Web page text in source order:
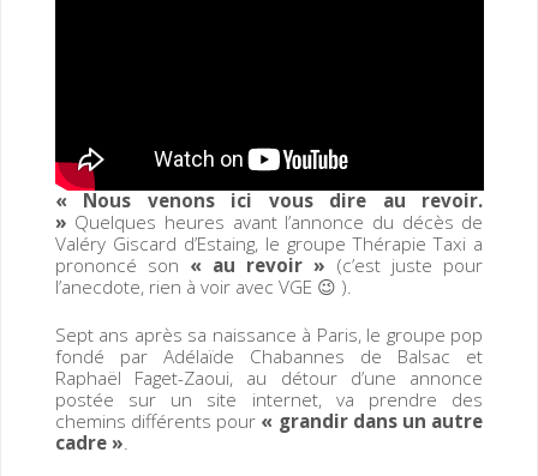
« Nous venons ici vous dire au revoir.
» Quelques heures avant l’annonce du décès de
Valéry Giscard d’Estaing, le groupe Thérapie Taxi a
prononcé son « au revoir » (c’est juste pour
l’anecdote, rien à voir avec VGE 😉 ).
Sept ans après sa naissance à Paris, le groupe pop
fondé par Adélaïde Chabannes de Balsac et
Raphaël Faget-Zaoui, au détour d’une annonce
postée sur un site internet, va prendre des
chemins différents pour « grandir dans un autre
cadre »